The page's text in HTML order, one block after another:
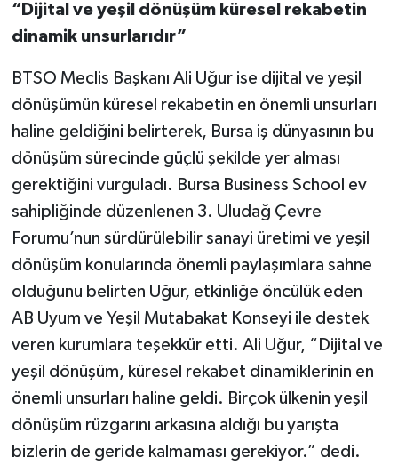
“Dijital ve yeşil dönüşüm küresel rekabetin
dinamik unsurlarıdır”
BTSO Meclis Başkanı Ali Uğur ise dijital ve yeşil
dönüşümün küresel rekabetin en önemli unsurları
haline geldiğini belirterek, Bursa iş dünyasının bu
dönüşüm sürecinde güçlü şekilde yer alması
gerektiğini vurguladı. Bursa Business School ev
sahipliğinde düzenlenen 3. Uludağ Çevre
Forumu’nun sürdürülebilir sanayi üretimi ve yeşil
dönüşüm konularında önemli paylaşımlara sahne
olduğunu belirten Uğur, etkinliğe öncülük eden
AB Uyum ve Yeşil Mutabakat Konseyi ile destek
veren kurumlara teşekkür etti. Ali Uğur, “Dijital ve
yeşil dönüşüm, küresel rekabet dinamiklerinin en
önemli unsurları haline geldi. Birçok ülkenin yeşil
dönüşüm rüzgarını arkasına aldığı bu yarışta
bizlerin de geride kalmaması gerekiyor.” dedi.